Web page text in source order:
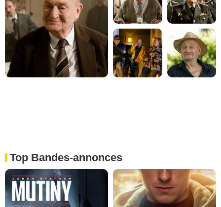
Top Bandes-annonces